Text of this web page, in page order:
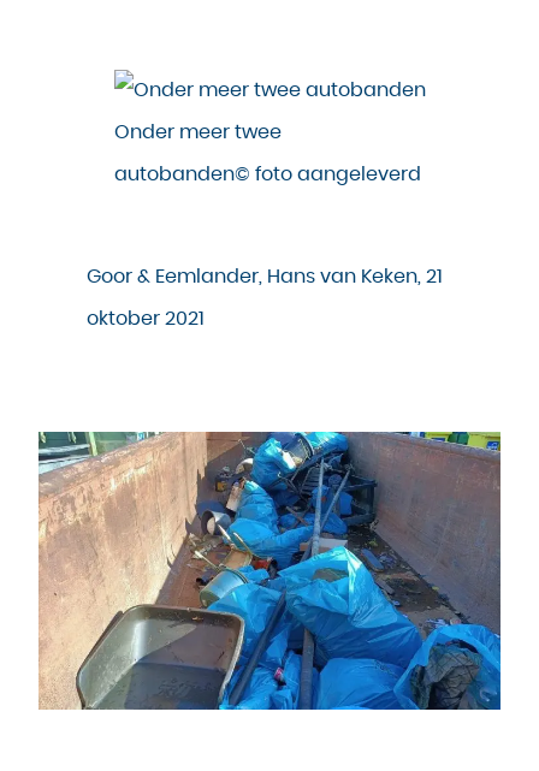
Onder meer twee
autobanden© foto aangeleverd
Goor & Eemlander, Hans van Keken, 21
oktober 2021